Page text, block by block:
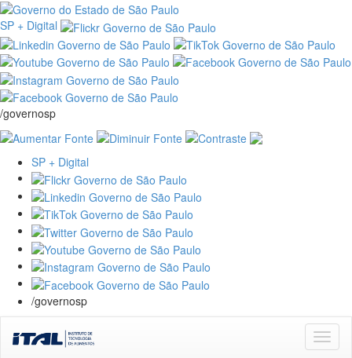
SP + Digital
/governosp
SP + Digital
/governosp
navigation